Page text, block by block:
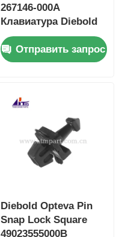
267146-000A
Клавиатура Diebold
PCBA Smartprox 2.0
Отправить запрос
Diebold Opteva Pin
Snap Lock Square
49023555000B